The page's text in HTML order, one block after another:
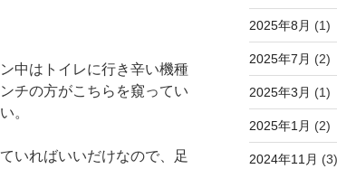
中はトイレに行き辛い機種
チの方がこちらを窺ってい
。
いればいいだけなので、足
2025年8月 (1)
2025年7月 (2)
2025年3月 (1)
2025年1月 (2)
2024年11月 (3)